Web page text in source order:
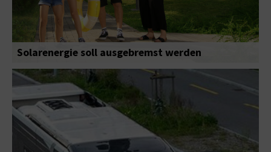
Solarenergie soll ausgebremst werden